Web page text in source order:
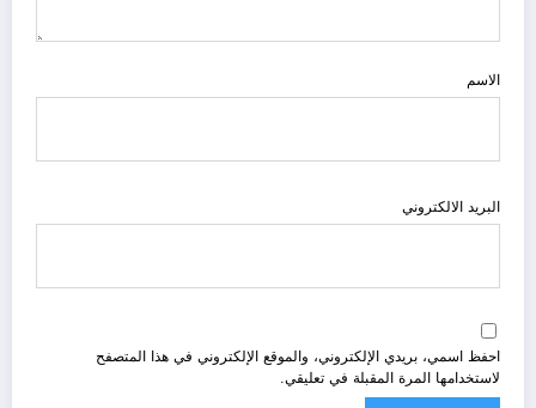
الاسم
البريد الالكتروني
احفظ اسمي، بريدي الإلكتروني، والموقع الإلكتروني في هذا المتصفح
لاستخدامها المرة المقبلة في تعليقي.